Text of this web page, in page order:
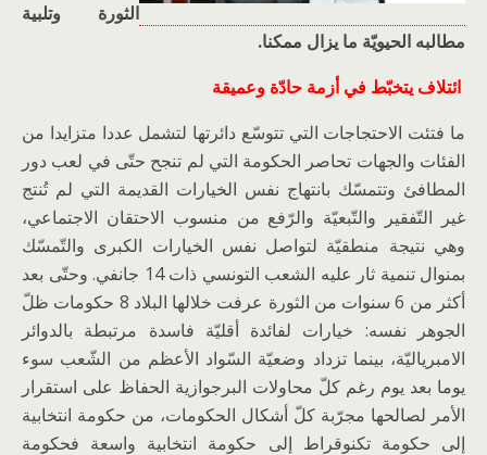
الثورة وتلبية
مطالبه الحيويّة ما يزال ممكنا.
ائتلاف يتخبّط في أزمة حادّة وعميقة
ما فتئت الاحتجاجات التي تتوسّع دائرتها لتشمل عددا متزايدا من
الفئات والجهات تحاصر الحكومة التي لم تنجح حتّى في لعب دور
المطافئ وتتمسّك بانتهاج نفس الخيارات القديمة التي لم تُنتج
غير التّفقير والتّبعيّة والرّفع من منسوب الاحتقان الاجتماعي،
وهي نتيجة منطقيّة لتواصل نفس الخيارات الكبرى والتّمسّك
بمنوال تنمية ثار عليه الشعب التونسي ذات 14 جانفي. وحتّى بعد
أكثر من 6 سنوات من الثورة عرفت خلالها البلاد 8 حكومات ظلّ
الجوهر نفسه: خيارات لفائدة أقليّة فاسدة مرتبطة بالدوائر
الامبرياليّة، بينما تزداد وضعيّة السّواد الأعظم من الشّعب سوء
يوما بعد يوم رغم كلّ محاولات البرجوازية الحفاظ على استقرار
الأمر لصالحها مجرّبة كلّ أشكال الحكومات، من حكومة انتخابية
إلى حكومة تكنوقراط إلى حكومة انتخابية واسعة فحكومة